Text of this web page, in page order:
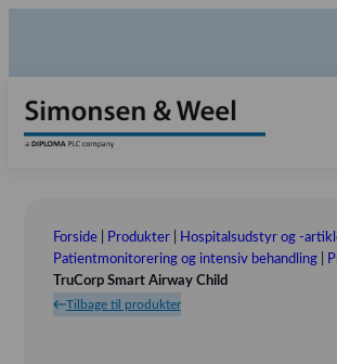
Teknisk Service
Retur-, Reklamations- og
Reparationsformular
Kontakt os
Send ordination
Vores Værdier
Forside| Produkter| Hospitalsudstyr og -
Patientmonitorering og intensiv behandling|
TruCorp Smart Airway Child
Tilbage til produkter